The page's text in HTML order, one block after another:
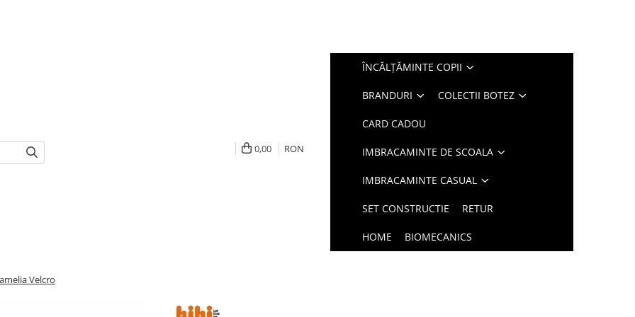
0,00 RON
ÎNCĂLȚĂMINTE COPII
BRANDURI COLECTII BOTEZ
CARD CADOU
IMBRACAMINTE DE SCOALA
IMBRACAMINTE CASUAL
SET CONSTRUCTIE RETUR
HOME BIOMECANICS
Velcro